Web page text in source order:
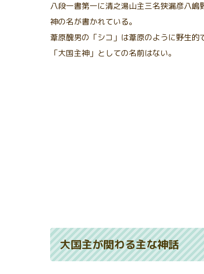
八段一書第一に清之湯山主三名狭漏彦八
神の名が書かれている。
葦原醜男の「シコ」は葦原のように野生的
「大国主神」としての名前はない。
大国主が関わる主な神話